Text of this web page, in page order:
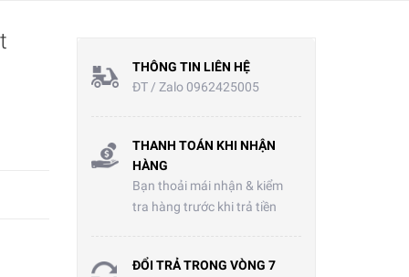
THÔNG TIN LIÊN HỆ
ĐT / Zalo 0962425005
THANH TOÁN KHI NHẬN
HÀNG
Bạn thoải mái nhận & kiểm
tra hàng trước khi trả tiền
ĐỔI TRẢ TRONG VÒNG 7